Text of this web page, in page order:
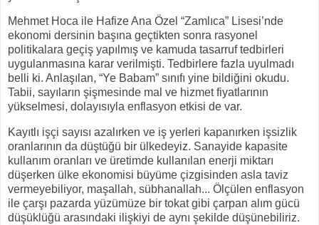
Mehmet Hoca ile Hafize Ana Özel “Zamlıca” Lisesi’nde
ekonomi dersinin başına geçtikten sonra rasyonel
politikalara geçiş yapılmış ve kamuda tasarruf tedbirleri
uygulanmasına karar verilmişti. Tedbirlere fazla uyulmadı
belli ki. Anlaşılan, “Ye Babam” sınıfı yine bildiğini okudu.
Tabii, sayıların şişmesinde mal ve hizmet fiyatlarının
yükselmesi, dolayısıyla enflasyon etkisi de var.
Kayıtlı işçi sayısı azalırken ve iş yerleri kapanırken işsizlik
oranlarının da düştüğü bir ülkedeyiz. Sanayide kapasite
kullanım oranları ve üretimde kullanılan enerji miktarı
düşerken ülke ekonomisi büyüme çizgisinden asla taviz
vermeyebiliyor, maşallah, sübhanallah... Ölçülen enflasyon
ile çarşı pazarda yüzümüze bir tokat gibi çarpan alım gücü
düşüklüğü arasındaki ilişkiyi de aynı şekilde düşünebiliriz.